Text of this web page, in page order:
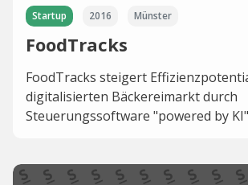
Startup 2016 Münster
FoodTracks
FoodTracks steigert
digitalisierten Bäckereimarkt durch
Steuerungssoftware "powered by